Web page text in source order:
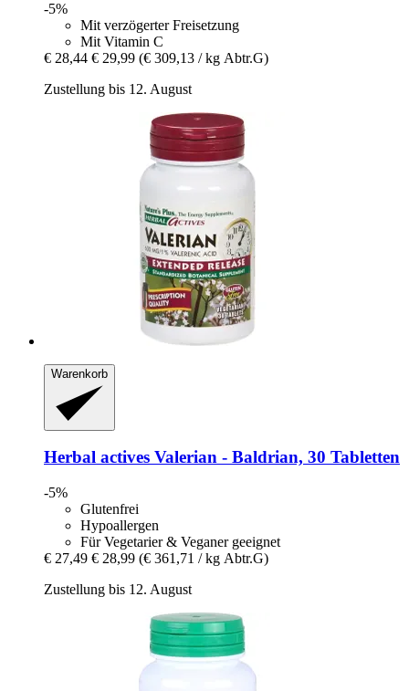
-5%
Mit verzögerter Freisetzung
Mit Vitamin C
€ 28,44 € 29,99 (€ 309,13 / kg Abtr.G)
Zustellung bis 12. August
Warenkorb
Herbal actives Valerian -​ Baldrian, 30 Tabletten
-5%
Glutenfrei
Hypoallergen
Für Vegetarier & Veganer geeignet
€ 27,49 € 28,99 (€ 361,71 / kg Abtr.G)
Zustellung bis 12. August